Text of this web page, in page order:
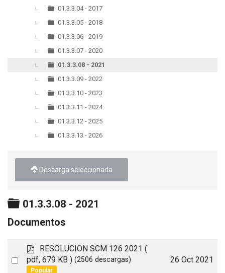
01.3.3.04 - 2017
01.3.3.05 - 2018
01.3.3.06 - 2019
01.3.3.07 - 2020
01.3.3.08 - 2021
01.3.3.09 - 2022
01.3.3.10 - 2023
01.3.3.11 - 2024
01.3.3.12 - 2025
01.3.3.13 - 2026
Descarga seleccionada
Carpeta
01.3.3.08 - 2021
Documentos
Select
p
d
f
RESOLUCION SCM 126 2021 (
pdf, 679 KB ) (2506 descargas)
Popular
26 Oct 2021